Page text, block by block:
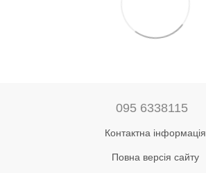
095 6338115
Контактна інформація
Повна версія сайту